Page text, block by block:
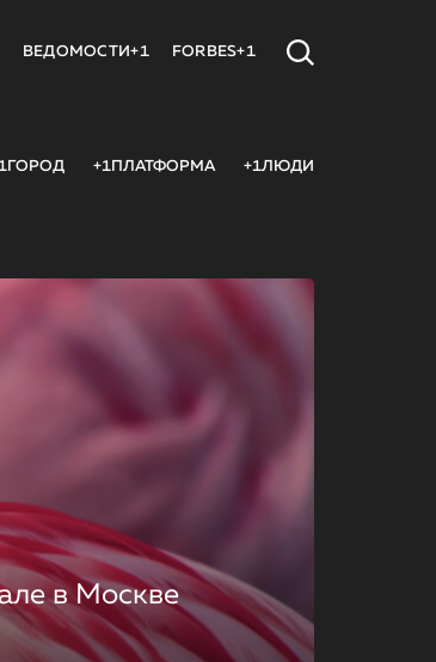
ВЕДОМОСТИ+1 FORBES+1
+1ПЛАТФОРМА +1ЛЮДИ
в Москве